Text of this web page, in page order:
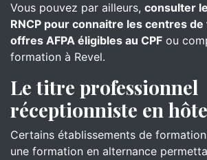
Vous pouvez par ailleurs, consulter
RNCP pour connaitre les centres
offres AFPA éligibles au CPF ou
formation à Revel.
Le titre professionnel
réceptionniste en
Certains établissements de
une formation en alternance